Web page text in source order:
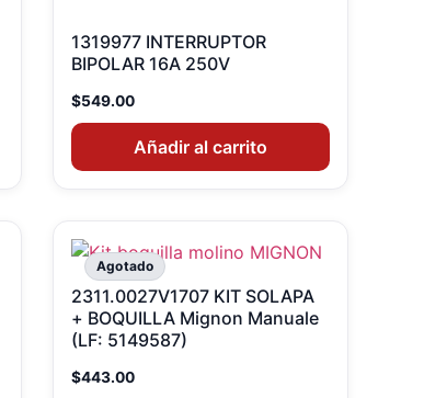
1319977 INTERRUPTOR
BIPOLAR 16A 250V
$549.00
Añadir al carrito
Agotado
2311.0027V1707 KIT SOLAPA
+ BOQUILLA Mignon Manuale
(LF: 5149587)
$443.00